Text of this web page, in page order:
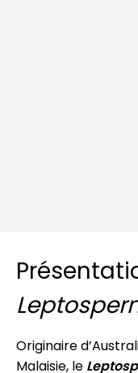
Originaire
Malaisie, le